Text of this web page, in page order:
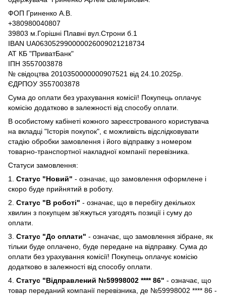
ФОП Гриненко А.В.
+380980040807
39803 м.Горішні Плавні вул.Строни б.1
IBAN UA063052990000026009021218734
АТ КБ "ПриватБанк"
ІПН 3557003878
№ свідоцтва 2010350000000907521 від 24.10.2025р.
ЄДРПОУ 3557003878
Сума до оплати без урахування комісії! Покупець оплачує
комісію додатково в залежності від способу оплати.
В особистому кабінеті кожного зареєстрованого користувача
на вкладці "Історія покупок", є можливість відслідковувати
стадію обробки замовлення і його відправку з номером
товарно-транспортної накладної компанії перевізника.
Статуси замовлення:
1. Статус "Новий" - означає, що замовлення оформлене і
скоро буде прийнятий в роботу.
2. Статус "В роботі" - означає, що в перебігу декількох
хвилин з покупцем зв'яжуться узгодять позиції і суму до
оплати.
3. Статус "До оплати" - означає, що замовлення зібране, як
тільки буде оплачено, буде передане на відправку. Сума до
оплати без урахування комісії! Покупець оплачує комісію
додатково в залежності від способу оплати.
4. Статус "Відправлений №59998002 **** 86" - означає, що
товар переданий компанії перевізника, де №59998002 **** 86 -